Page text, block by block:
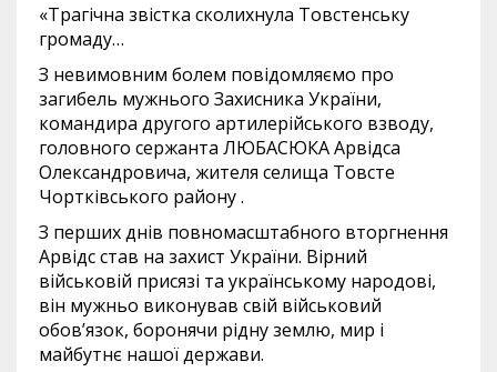
«Трагічна звістка сколихнула Товстенську
громаду…
З невимовним болем повідомляємо про
загибель мужнього Захисника України,
командира другого артилерійського взводу,
головного сержанта ЛЮБАСЮКА Арвідса
Олександровича, жителя селища Товсте
Чортківського району .
З перших днів повномасштабного вторгнення
Арвідс став на захист України. Вірний
військовій присязі та українському народові,
він мужньо виконував свій військовий
обов’язок, боронячи рідну землю, мир і
майбутнє нашої держави.